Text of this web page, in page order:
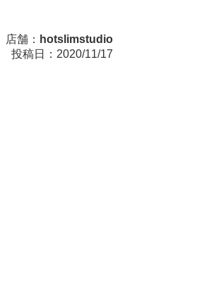
店舗： hotslimstudio
投稿日：2020/11/17